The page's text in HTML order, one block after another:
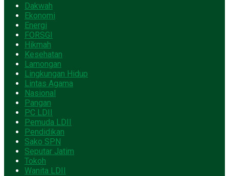
Dakwah
Ekonomi
Energi
FORSGI
Hikmah
Kesehatan
Lamongan
Lingkungan Hidup
Lintas Agama
Nasional
Pangan
PC LDII
Pemuda LDII
Pendidikan
Sako SPN
Seputar Jatim
Tokoh
Wanita LDII